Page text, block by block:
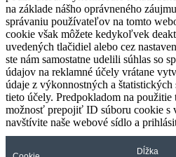
na základe nášho oprávneného
správaniu používateľov na tomto
cookie však môžete kedykoľvek
uvedených tlačidiel alebo cez
ste nám samostatne udelili súhlas so
údajov na reklamné účely vrátane
údaje z výkonnostných a
tieto účely. Predpokladom na použitie
možnosť prepojiť ID súboru cookie s
navštívite naše webové sídlo a
Dĺžka